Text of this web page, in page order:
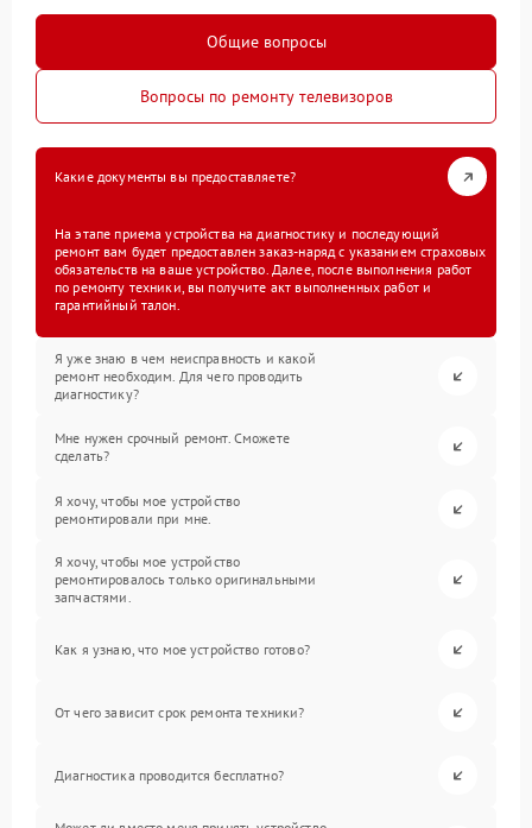
Общие вопросы
Вопросы по ремонту телевизоров
Какие документы вы предоставляете?
На этапе приема устройства на диагностику и последующий
ремонт вам будет предоставлен заказ-наряд с указанием страховых
обязательств на ваше устройство. Далее, после выполнения работ
по ремонту техники, вы получите акт выполненных работ и
гарантийный талон.
Я уже знаю в чем неисправность и какой
ремонт необходим. Для чего проводить
диагностику?
Мне нужен срочный ремонт. Сможете
сделать?
Я хочу, чтобы мое устройство
ремонтировали при мне.
Я хочу, чтобы мое устройство
ремонтировалось только оригинальными
запчастями.
Как я узнаю, что мое устройство готово?
От чего зависит срок ремонта техники?
Диагностика проводится бесплатно?